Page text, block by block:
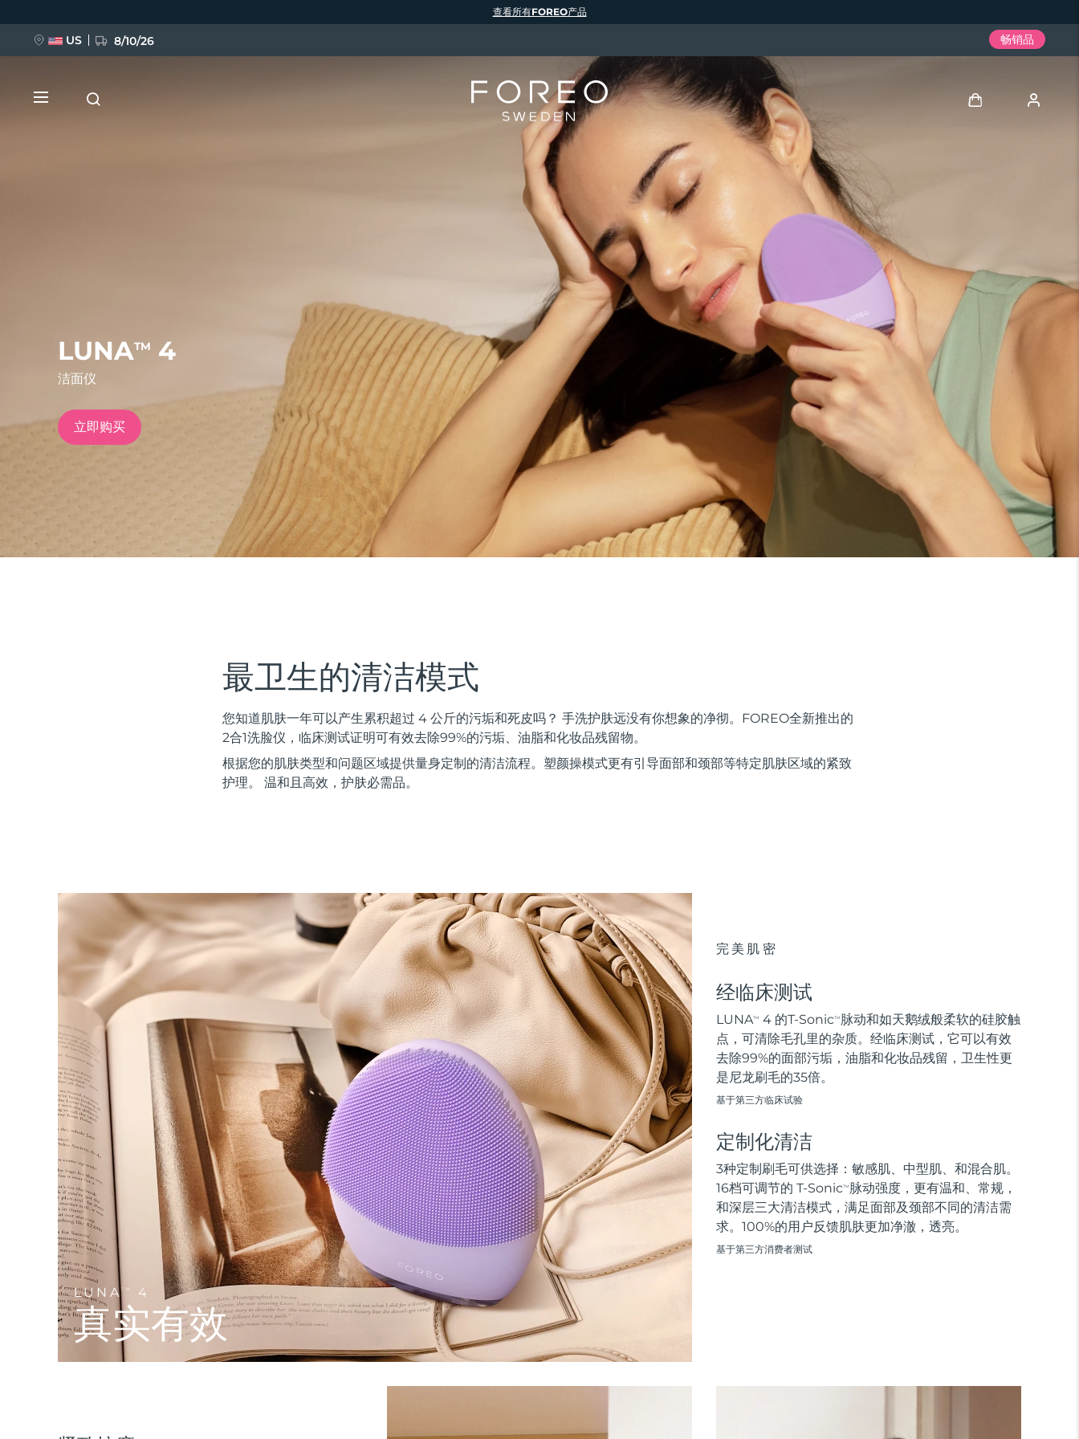
容
LUNATM 4
洁面仪
立即购买
最卫生的清洁模式
您知道肌肤一年可以产生累积超过 4 公斤的污垢和死皮吗？ 手洗护肤远没有你想象的净彻。FOREO全新推出的
2合1洗脸仪，临床测试证明可有效去除99%的污垢、油脂和化妆品残留物。
根据您的肌肤类型和问题区域提供量身定制的清洁流程。塑颜操模式更有引导面部和颈部等特定肌肤区域的紧致
护理。 温和且高效，护肤必需品。
LUNATM 4
真实有效
完美肌密
经临床测试
LUNATM 4 的T-SonicTM 脉动和如天鹅绒般柔软的硅胶触
点，可清除毛孔里的杂质。经临床测试，它可以有效
去除99%的面部污垢，油脂和化妆品残留，卫生性更
是尼龙刷毛的35倍。
基于第三方临床试验
定制化清洁
3种定制刷毛可供选择：敏感肌、中型肌、和混合肌。
16档可调节的 T-SonicTM 脉动强度，更有温和、常规，
和深层三大清洁模式，满足面部及颈部不同的清洁需
求。100%的用户反馈肌肤更加净澈，透亮。
基于第三方消费者测试
查看所有FOREO产品
US 8/10/26 畅销品
我的地址
我的订阅
issa™ Teeth Whitening Set
FAQ™ Dual LED Panel
热门产品
LUNA™ 4 套装
Anti-aging massage
LUNA™ 4 Plus
Massage, LED heating
LUNA™ 4 Men
For men, anti-aging massage
LUNA™ 4 mini
For young skin, T-zone
LUNA™ 4 go
For travel or gym bag
LUNA™ 护肤
Premium cleansers & balm
LUNA™ 设备
BEAR™ 2 套装
Microcurrent toning
BEAR™ 2 go
Microcurrent toning on-the-go
BEAR™ 2 eyes & lips
Microcurrent line smoothing device
面部提拉护理
Premium anti-aging skincare
BEAR™ 设备
All premium facelift devices
补水保湿
UFO™ 3 套装
Deep facial hydration
UFO™ 3 LED
Near-infrared and red light therapy device
UFO™ 3 mini
Red light therapy device for young skin
UFO™ 3 go
Portable red light therapy
面膜
Rejuvenation & hydration
口腔护理
issa™ 4
Hybrid silicone sonic toothbrush
issa™ 4 plus
Smart hybrid silicone sonic toothbrush
issa™ 4 smile
Hybrid silicone sonic toothbrush
issa™ 4 baby
For ages 0-3
issa™ Teeth Whitening Set
Dual LED + sonic device & 18% PAP gel
FAQ™ 抗老护理
抗老
FAQ™ 101
Clinical anti-aging
FAQ™ 102
Advanced clinical anti-aging
FAQ™ 103
Luxurious clinical anti-aging set
LED治疗
NEW
FAQ™ 201
LED mask
FAQ™ 202
LED mask
FAQ™ 211
Anti-aging neck & décolleté LED mask
生发
FAQ™ 301
LED hair strengthening scalp massager
FAQ™ Scalp Serum
Scalp recovery probiotic serum
肌肤年轻化
NEW
FAQ™ 501
Full-Spectrum Red Light Therapy
FAQ™ 502
Full-Spectrum Red Light Therapy
保健品
NEW
专业治疗